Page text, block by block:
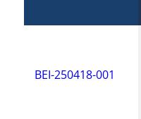
BEI-250418-001